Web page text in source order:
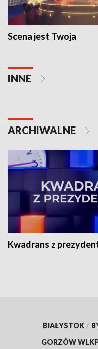
Scena jest Twoja
INNE
ARCHIWALNE
Kwadrans z
BIAŁYSTOK /
GORZÓW